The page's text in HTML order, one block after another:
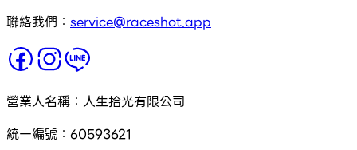
聯絡我們： service@raceshot.app
營業人名稱：人生拾光有限公司
統一編號：60593621